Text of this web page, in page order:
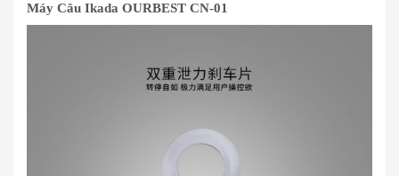
Máy Câu Ikada OURBEST CN-01